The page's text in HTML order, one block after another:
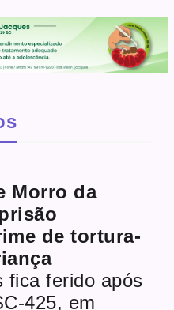
Morro da
de tortura-
fica ferido após
425, em